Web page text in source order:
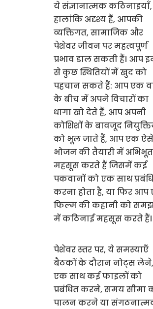
ये संज्ञानात्मक कठिनाइयाँ,
हालांकि अदृश्य हैं, आपकी
व्यक्तिगत, सामाजिक और
पेशेवर जीवन पर महत्वपूर्ण
प्रभाव डाल सकती हैं। आप
से कुछ स्थितियों में खुद को
पहचान सकते हैं: आप एक
के बीच में अपने विचारों का
धागा खो देते हैं, आप अपनी
कोशिशों के बावजूद
को भूल जाते हैं, आप एक ऐसे
भोजन की तैयारी में अभिभूत
महसूस करते हैं जिसमें कई
पकवानों को एक साथ
करना होता है, या फिर
फिल्म की कहानी को
में कठिनाई महसूस करते हैं।
पेशेवर स्तर पर, ये समस्याएँ
बैठकों के दौरान नोट्स लेने,
एक साथ कई फाइलों को
प्रबंधित करने, समय सीमा
पालन करने या